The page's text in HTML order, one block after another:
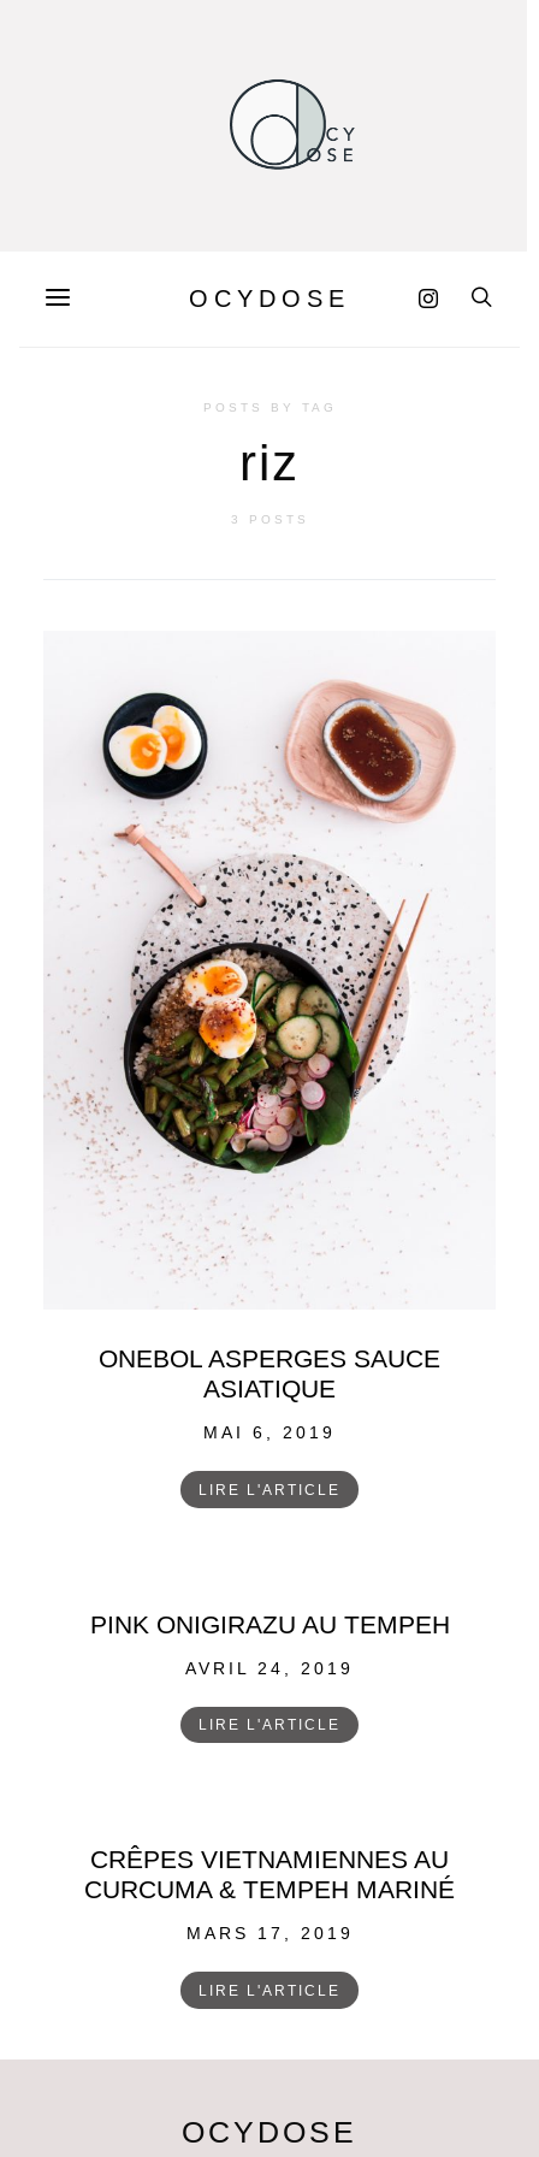
OCYDOSE
POSTS BY TAG
riz
3 POSTS
ONEBOL ASPERGES SAUCE
ASIATIQUE
POSTED
MAI 6, 2019
LIRE L'ARTICLE
PINK ONIGIRAZU AU TEMPEH
POSTED
AVRIL 24, 2019
LIRE L'ARTICLE
CRÊPES VIETNAMIENNES AU
CURCUMA & TEMPEH MARINÉ
POSTED
MARS 17, 2019
LIRE L'ARTICLE
OCYDOSE